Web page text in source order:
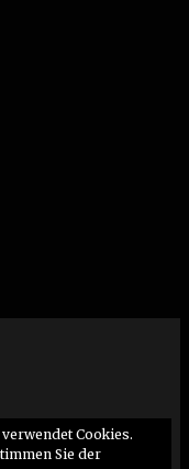
Cookies.
Sie der